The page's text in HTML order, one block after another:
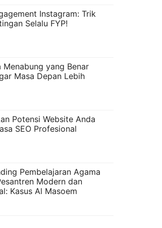
Instagram: Trik
Selalu FYP!
Menabung yang Benar
Masa Depan Lebih
Potensi Website Anda
SEO Profesional
Pembelajaran Agama
Modern dan
Kasus Al Masoem